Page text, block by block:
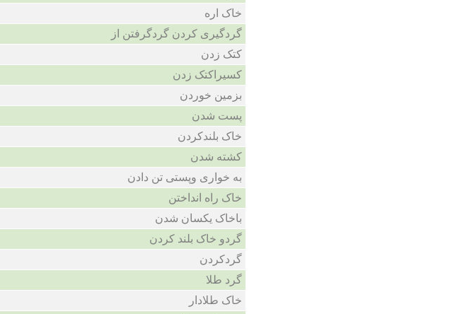
خاک اره
گردگیری کردن گردگرفتن از
کتک زدن
کسیراکتک زدن
بزمین خوردن
پست شدن
خاک بلندکردن
کشته شدن
به خواری وپستی تن دادن
خاک راه انداختن
باخاک یکسان شدن
گردو خاک بلند کردن
گردکردن
گرد طلا
خاک طلادار